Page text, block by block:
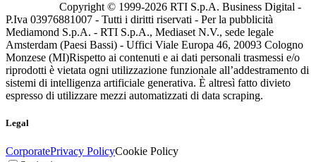
Copyright © 1999-2026 RTI S.p.A. Business Digital -
P.Iva 03976881007 - Tutti i diritti riservati - Per la pubblicità
Mediamond S.p.A. - RTI S.p.A., Mediaset N.V., sede legale
Amsterdam (Paesi Bassi) - Uffici Viale Europa 46, 20093 Cologno
Monzese (MI)Rispetto ai contenuti e ai dati personali trasmessi e/o
riprodotti è vietata ogni utilizzazione funzionale all’addestramento di
sistemi di intelligenza artificiale generativa. È altresì fatto divieto
espresso di utilizzare mezzi automatizzati di data scraping.
Legal
CorporatePrivacy PolicyCookie Policy